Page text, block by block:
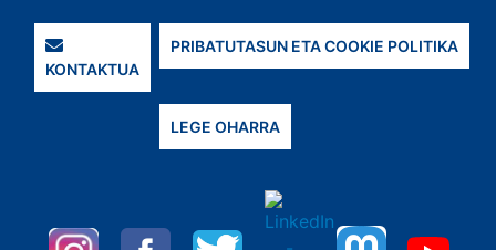
KONTAKTUA
PRIBATUTASUN ETA COOKIE POLITIKA
LEGE OHARRA